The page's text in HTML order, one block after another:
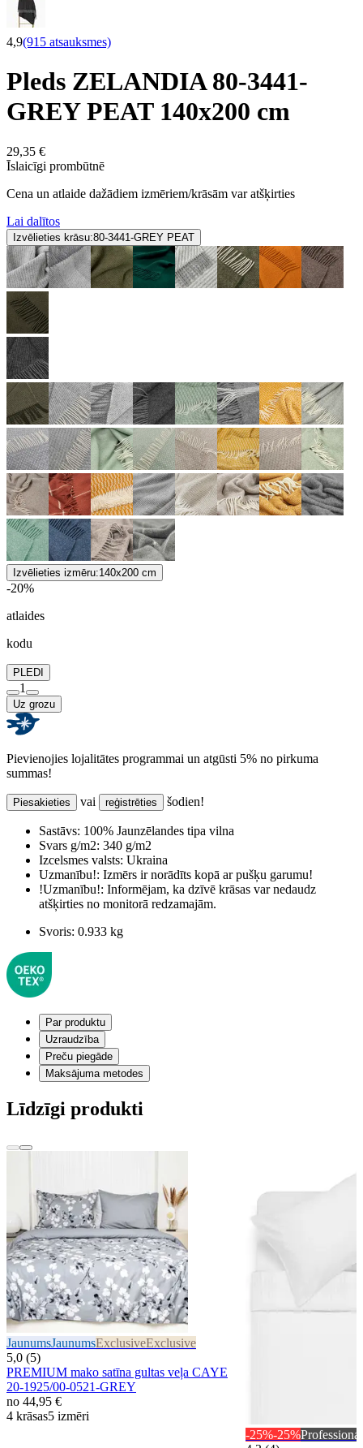
4,9(915 atsauksmes)
Pleds ZELANDIA 80-3441-
GREY PEAT 140x200 cm
29,35 €
Īslaicīgi prombūtnē
Cena un atlaide dažādiem izmēriem/krāsām var atšķirties
Lai dalītos
Izvēlieties krāsu:80-3441-GREY PEAT
Izvēlieties izmēru:140x200 cm
-20%
atlaides
kodu
PLEDI
1
Uz grozu
Pievienojies lojalitātes programmai un atgūsti 5% no pirkuma
summas!
Piesakieties vai reģistrēties šodien!
Sastāvs: 100% Jaunzēlandes tipa vilna
Svars g/m2: 340 g/m2
Izcelsmes valsts: Ukraina
Uzmanību!: Izmērs ir norādīts kopā ar pušķu garumu!
!Uzmanību!: Informējam, ka dzīvē krāsas var nedaudz
atšķirties no monitorā redzamajām.
Svoris: 0.933 kg
Par produktu
Uzraudzība
Preču piegāde
Maksājuma metodes
Līdzīgi produkti
JaunumsJaunumsExclusiveExclusive
5,0 (5)
PREMIUM mako satīna gultas veļa CAYE
20-1925/00-0521-GREY
no 44,95 €
4 krāsas5 izmēri
-25%-25%Professional